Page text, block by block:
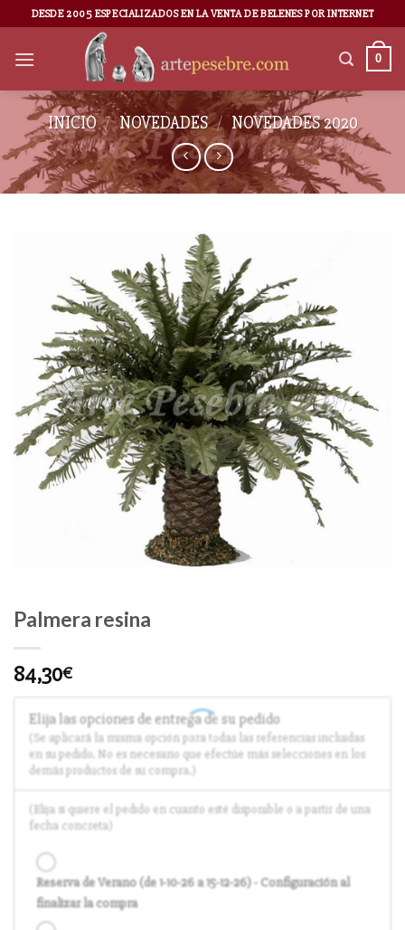
DESDE 2005 ESPECIALIZADOS EN LA VENTA DE BELENES POR INTERNET
0
INICIO / NOVEDADES / NOVEDADES 2020
Palmera resina
84,30€
Elija las opciones de entrega de su pedido
(Se aplicará la misma opción para todas las referencias incluidas
en su pedido. No es necesario que efectúe más selecciones en los
demás productos de su compra.)
(Elija si quiere el pedido en cuanto esté disponible o a partir de una
fecha concreta)
Reserva de Verano (de 1-10-26 a 15-12-26) - Configuración al
finalizar la compra